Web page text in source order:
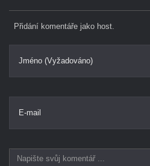
Přidání komentáře jako host.
Jméno (Vyžadováno)
E-mail